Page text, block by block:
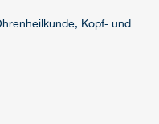
Kopf- und